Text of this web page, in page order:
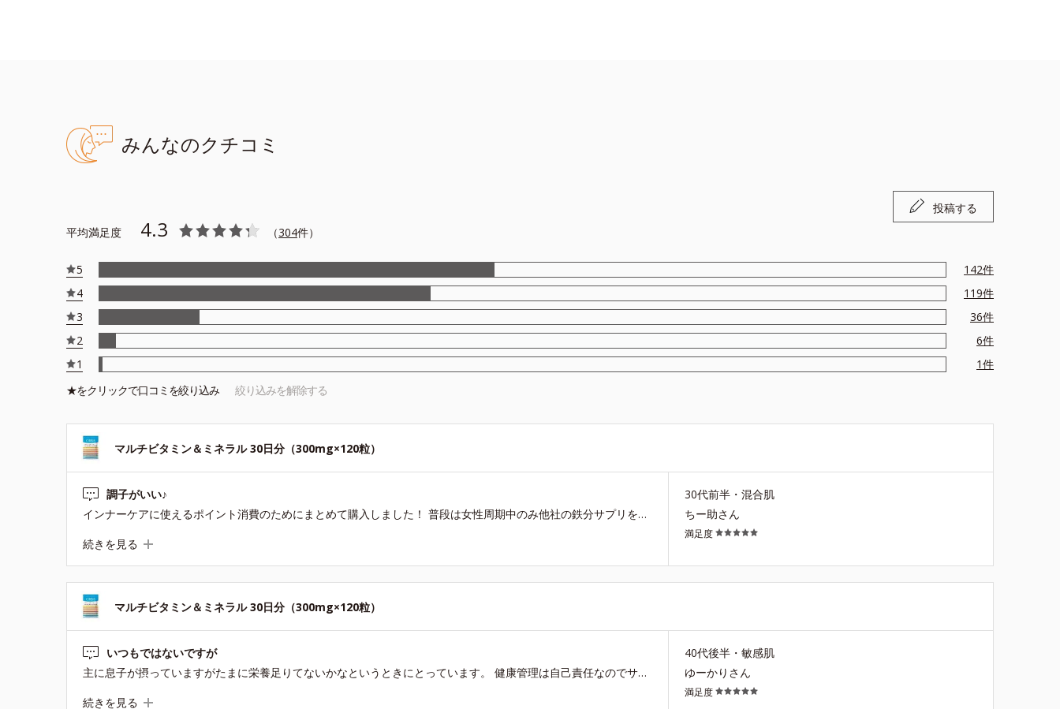
みんなのクチコミ
平均満足度 4.3 （304件）
5 142件
4
119件
3
36件
2
6件
1
1件
★をクリックで口コミを絞り込み 絞り込みを解除する
マルチビタミン＆ミネラル 30日分（300mg×120粒）
調子がいい♪
インナーケアに使えるポイント消費のためにまとめて購入しました！ 普段は女性周期中のみ他社の鉄分サプリを飲んでいます。 こちらのサプリは一日4粒なので、朝晩2粒づつ飲んでいます。 1袋飲み終わったところですが、いつも大量に出てくる女性周期前の顎ポツポツが少なくなった気がします。 また、口内トラブルもこの一カ月できていません。 値段も安く機能を感じたので、これからも続けていきたいです。
続きを見る
30代前半・混合肌
ちー助さん
満足度
マルチビタミン＆ミネラル 30日分（300mg×120粒）
いつもではないですが
主に息子が摂っていますがたまに栄養足りてないかなというときにとっています。 健康管理は自己責任なのでサプリメントでとって補うのも大切ですね。
続きを見る
40代後半・敏感肌
ゆーかりさん
満足度
投稿する